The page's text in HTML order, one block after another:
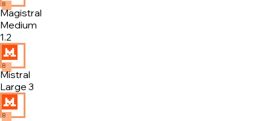
B
Magistral
Medium
1.2
B
Mistral
Large 3
B